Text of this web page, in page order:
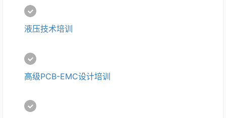
液压技术培训
高级PCB-EMC设计培训